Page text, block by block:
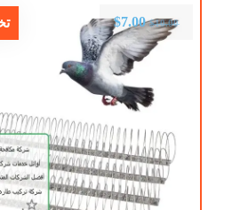
$10.00
$7.00